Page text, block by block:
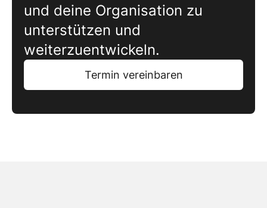
und deine Organisation zu
unterstützen und
weiterzuentwickeln.
Termin vereinbaren